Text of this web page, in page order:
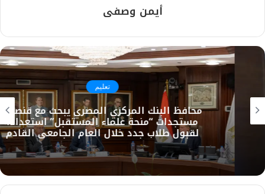
أيمن وصفى
محافظ البنك المركزي المصري يبحث مع قنصوة
مستجدات “منحة علماء المستقبل” استعدادًا
لقبول طلاب جدد خلال العام الجامعي القادم